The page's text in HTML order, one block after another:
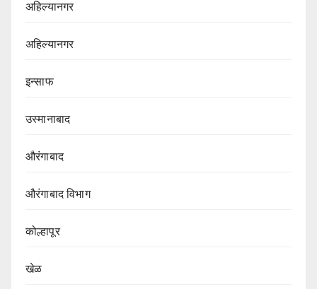
अहिल्यानगर
अहिल्यानगर
इन्साफ
उस्मानाबाद
औरंगाबाद
औरंगाबाद विभाग‌
कोल्हापूर
खेळ